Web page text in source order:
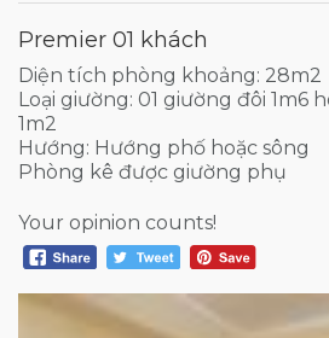
Premier 01 khách
Diện tích phòng khoảng: 28m2
Loại giường: 01 giường đôi 1m6
1m2
Hướng: Hướng phố hoặc sông
Phòng kê được giường phụ
Your opinion counts!